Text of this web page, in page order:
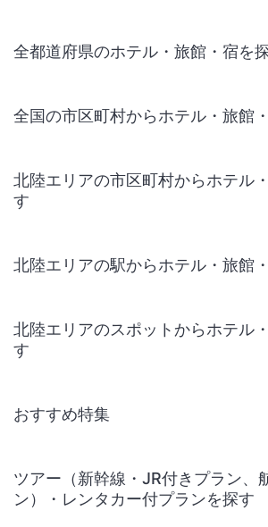
全都道府県のホテル・旅館・宿を
全国の市区町村からホテル・旅館
北陸エリアの市区町村からホテル
す
北陸エリアの駅からホテル・旅館
北陸エリアのスポットからホテル
す
おすすめ特集
ツアー（新幹線・JR付きプラン、
ン）・レンタカー付プランを探す